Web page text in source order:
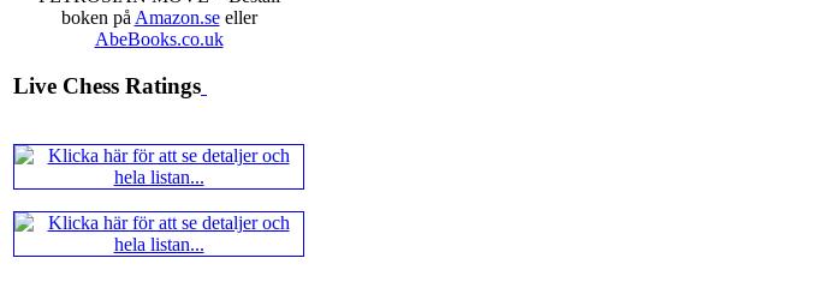
boken på Amazon.seeller
AbeBooks.co.uk
Live Chess Ratings